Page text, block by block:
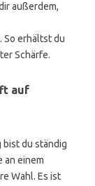
außerdem,
So erhältst du
Schärfe.
auf
du ständig
an einem
Wahl. Es ist